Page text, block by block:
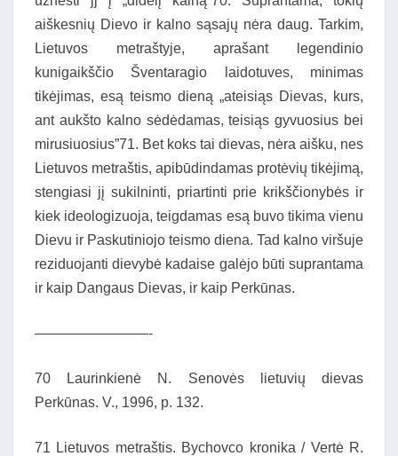
aiškesnių Dievo ir kalno sąsajų nėra daug. Tarkim,
Lietuvos metraštyje, aprašant legendinio
kunigaikščio Šventaragio laidotuves, minimas
tikėjimas, esą teismo dieną „ateisiąs Dievas, kurs,
ant aukšto kalno sėdėdamas, teisiąs gyvuosius bei
mirusiuosius”71. Bet koks tai dievas, nėra aišku, nes
Lietuvos metraštis, apibūdindamas protėvių tikėjimą,
stengiasi jį sukilninti, priartinti prie krikščionybės ir
kiek ideologizuoja, teigdamas esą buvo tikima vienu
Dievu ir Paskutiniojo teismo diena. Tad kalno viršuje
reziduojanti dievybė kadaise galėjo būti suprantama
ir kaip Dangaus Dievas, ir kaip Perkūnas.
————————-
70 Laurinkienė N. Senovės lietuvių dievas
Perkūnas. V., 1996, p. 132.
71 Lietuvos metraštis. Bychovco kronika / Vertė R.